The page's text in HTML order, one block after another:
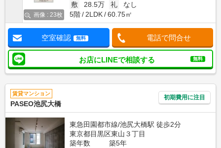
画像 : 23枚
敷
28.5万 礼
なし
5階
2LDK 60.75㎡
空室確認 無料 電話で問合せ
お店にLINEで相談する 無料
賃貸マンション
PASEO池尻大橋
初期費用に注目
東急田園都市線/池尻大橋駅 徒歩2分
東京都目黒区東山３丁目
築年数
築5年